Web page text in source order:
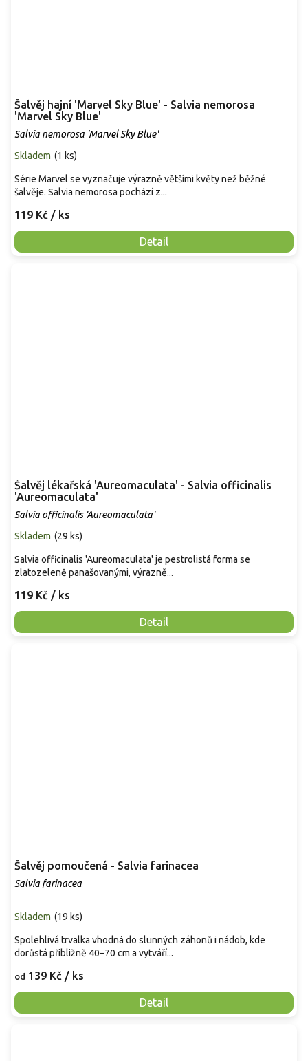
Šalvěj hajní 'Marvel Sky Blue' - Salvia nemorosa
'Marvel Sky Blue'
Salvia nemorosa 'Marvel Sky Blue'
Skladem (1 ks)
119 Kč / ks
Detail
Série Marvel se vyznačuje výrazně většími květy než běžné
šalvěje. Salvia nemorosa pochází z...
Šalvěj lékařská 'Aureomaculata' - Salvia officinalis
'Aureomaculata'
Salvia officinalis 'Aureomaculata'
Skladem (29 ks)
119 Kč / ks
Detail
Salvia officinalis 'Aureomaculata' je pestrolistá forma se
zlatozeleně panašovanými, výrazně...
Šalvěj pomoučená - Salvia farinacea
Salvia farinacea
Skladem (19 ks)
od 139 Kč / ks
Detail
Spolehlivá trvalka vhodná do slunných záhonů i nádob, kde
dorůstá přibližně 40–70 cm a vytváří...